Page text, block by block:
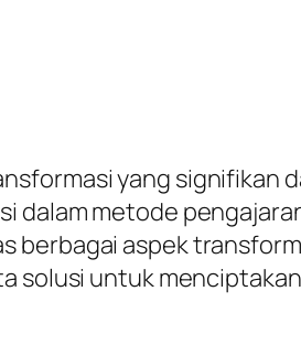
yang signifikan
dalam metode
berbagai aspek
solusi untuk